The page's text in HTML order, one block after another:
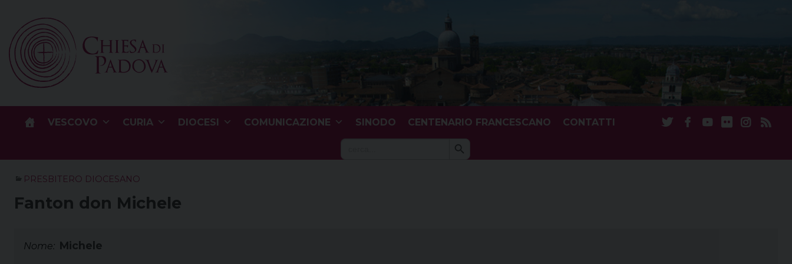
content
VESCOVO CURIA DIOCESI COMUNICAZIONE SINODO CENTENARIO FRANCESCANO CONTATTI
Search Search Button
PRESBITERO DIOCESANO
Fanton don Michele
Nome: Michele